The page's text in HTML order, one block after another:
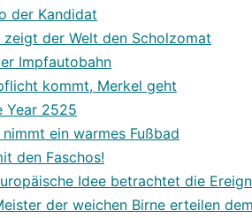
der Kandidat
der Welt den Scholzomat
Impfautobahn
kommt, Merkel geht
Year 2525
ein warmes Fußbad
den Faschos!
Idee betrachtet die
der weichen Birne erteilen